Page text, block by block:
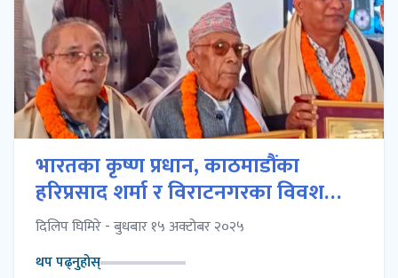
भारतका कृष्ण प्रधान, काठमाडौंका
हरिप्रसाद शर्मा र विराटनगरका विवश
पोखरेललाई भैरव पुरस्कार गुठीद्वारा
पुरस्कृत
दिलिप घिमिरे - बुधबार १५ अक्टोबर २०२५
थप पढ्नुहोस्